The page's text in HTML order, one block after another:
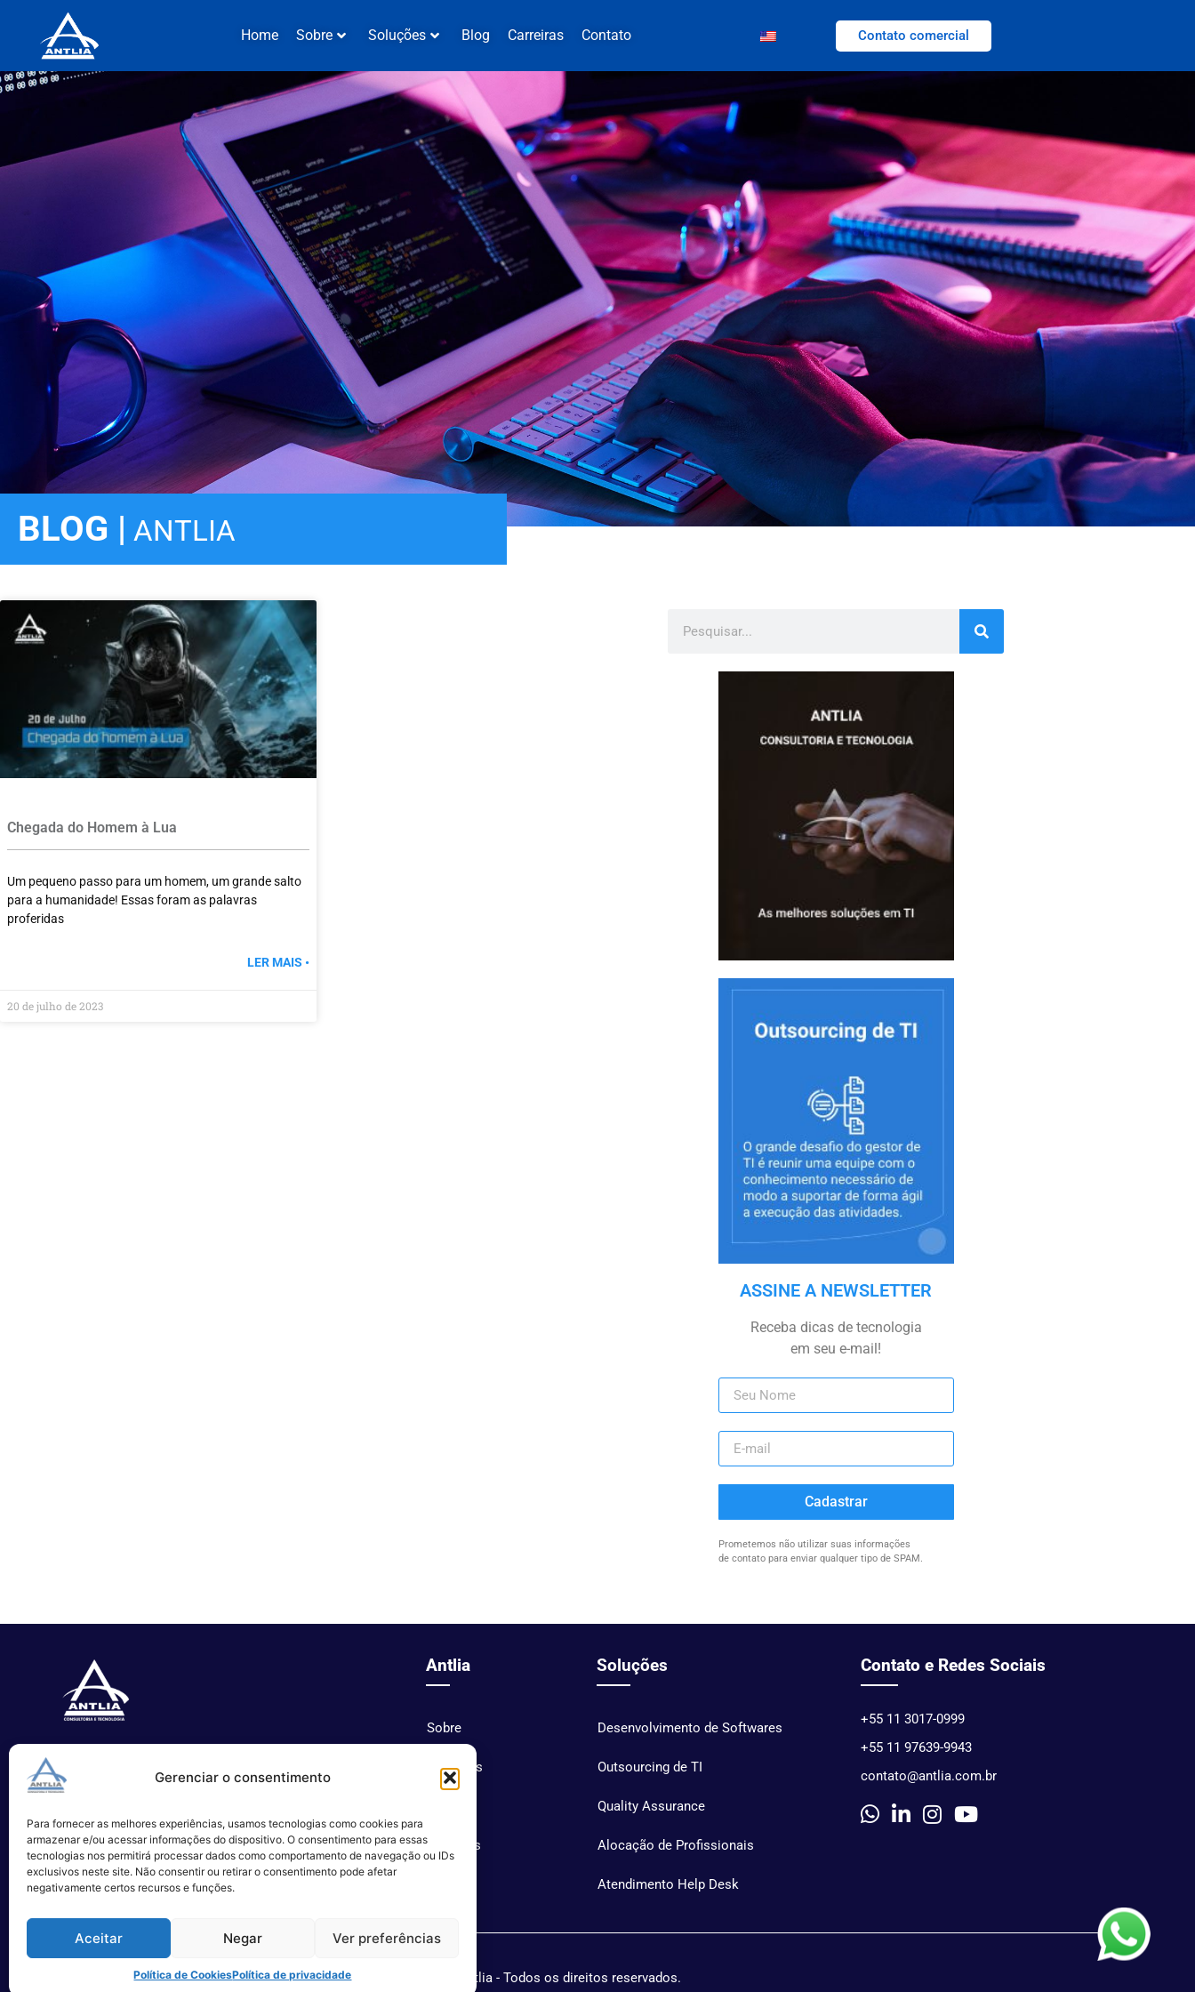
Gerenciar o consentimento
Para fornecer as melhores experiências, usamos tecnologias como cookies para
armazenar e/ou acessar informações do dispositivo. O consentimento para essas
tecnologias nos permitirá processar dados como comportamento de navegação ou IDs
exclusivos neste site. Não consentir ou retirar o consentimento pode afetar
negativamente certos recursos e funções.
Aceitar Negar Ver preferências
Política de CookiesPolítica de privacidade
Home Sobre Soluções Blog Carreiras Contato Contato comercial
BLOG | ANTLIA
Chegada do Homem à Lua
Um pequeno passo para um homem, um grande salto
para a humanidade! Essas foram as palavras
proferidas
LER MAIS •
20 de julho de 2023
ASSINE A NEWSLETTER
Receba dicas de tecnologia
em seu e-mail!
Cadastrar
Prometemos não utilizar suas informações
de contato para enviar qualquer tipo de SPAM.
de softwares e serviços de TI.
Alameda Campinas, 1100 – 3°Andar,
São Paulo
Antlia
Sobre
Soluções
Carreiras
Soluções
Desenvolvimento de Softwares
Outsourcing de TI
Quality Assurance
Alocação de Profissionais
Atendimento Help Desk
Contato e Redes Sociais
+55 11 3017-0999
+55 11 97639-9943
contato@antlia.com.br
Antlia - Todos os direitos reservados.